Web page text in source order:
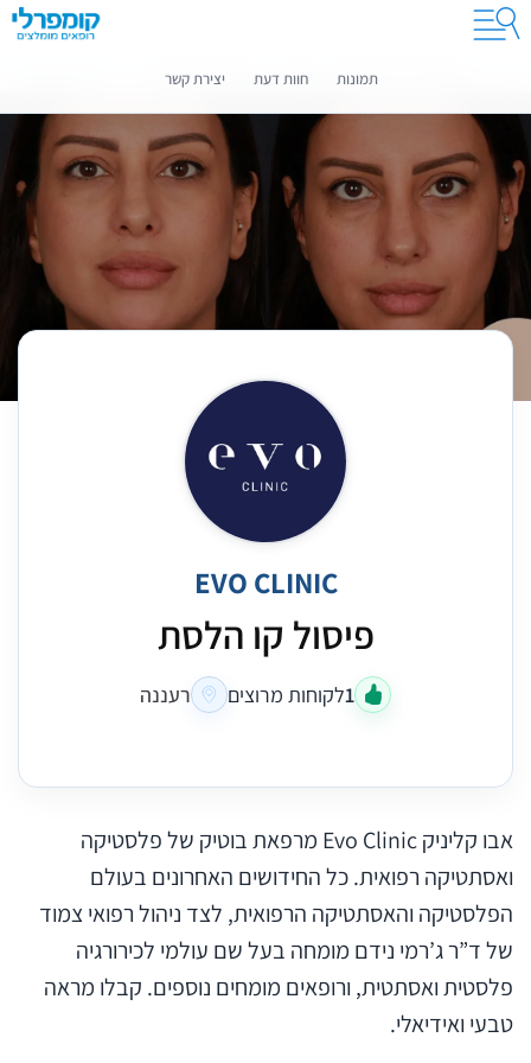
קומפרלי מסייעת לך לבחור רופאים מומלצים
תמונות חוות דעת יצירת קשר
EVO CLINIC
פיסול קו הלסת
1לקוחות מרוצים רעננה
אבו קליניק Evo Clinic מרפאת בוטיק של פלסטיקה
ואסתטיקה רפואית. כל החידושים האחרונים בעולם
הפלסטיקה והאסתטיקה הרפואית, לצד ניהול רפואי צמוד
של ד”ר ג’רמי נידם מומחה בעל שם עולמי לכירורגיה
פלסטית ואסתטית, ורופאים מומחים נוספים. קבלו מראה
טבעי ואידיאלי.